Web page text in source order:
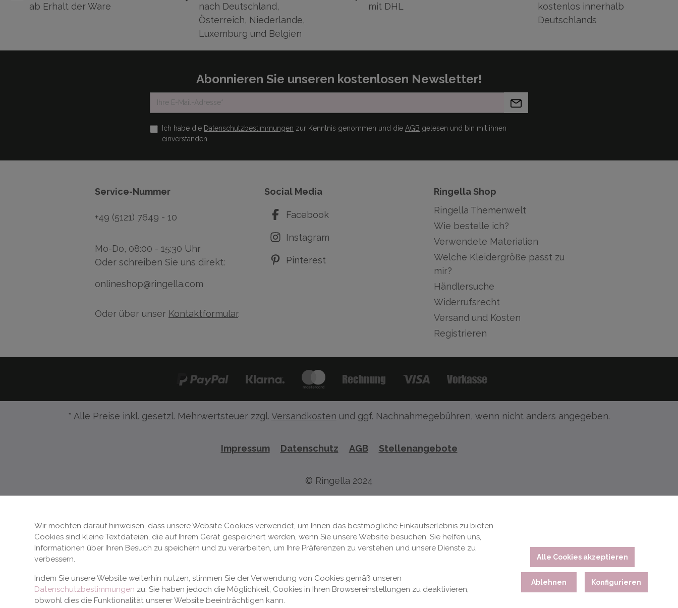
ab Erhalt der Ware
nach Deutschland,
Österreich, Niederlande,
Luxemburg und Belgien
mit DHL
kostenlos innerhalb
Deutschlands
Abonnieren Sie unseren kostenlosen Newsletter!
Ich habe die Datenschutzbestimmungen zur Kenntnis genommen und die AGB gelesen und bin mit ihnen
einverstanden.
Service-Nummer
+49 (5121) 7649 - 10
Mo-Do, 08:00 - 15:30 Uhr
Oder schreiben Sie uns direkt:
onlineshop@ringella.com
Oder über unser Kontaktformular.
Social Media
Facebook
Instagram
Pinterest
Ringella Shop
Ringella Themenwelt
Wie bestelle ich?
Verwendete Materialien
Welche Kleidergröße passt zu
mir?
Händlersuche
Widerrufsrecht
Versand und Kosten
Registrieren
* Alle Preise inkl. gesetzl. Mehrwertsteuer zzgl. Versandkosten und ggf. Nachnahmegebühren, wenn nicht anders angegeben.
Impressum Datenschutz AGB Stellenangebote
© Ringella 2024
Wir möchten darauf hinweisen, dass unsere Website Cookies verwendet, um Ihnen das bestmögliche Einkaufserlebnis zu bieten.
Cookies sind kleine Textdateien, die auf Ihrem Gerät gespeichert werden, wenn Sie unsere Website besuchen. Sie helfen uns,
Informationen über Ihren Besuch zu speichern und zu verarbeiten, um Ihre Präferenzen zu verstehen und unsere Dienste zu
verbessern.
Indem Sie unsere Website weiterhin nutzen, stimmen Sie der Verwendung von Cookies gemäß unseren
Datenschutzbestimmungen zu. Sie haben jedoch die Möglichkeit, Cookies in Ihren Browsereinstellungen zu deaktivieren,
obwohl dies die Funktionalität unserer Website beeinträchtigen kann.
Alle Cookies akzeptieren
Ablehnen Konfigurieren